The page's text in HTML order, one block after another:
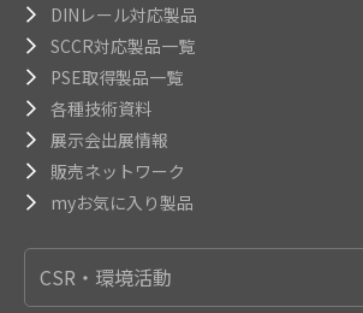
DINレール対応製品
SCCR対応製品一覧
PSE取得製品一覧
各種技術資料
展示会出展情報
販売ネットワーク
myお気に入り製品
CSR・環境活動